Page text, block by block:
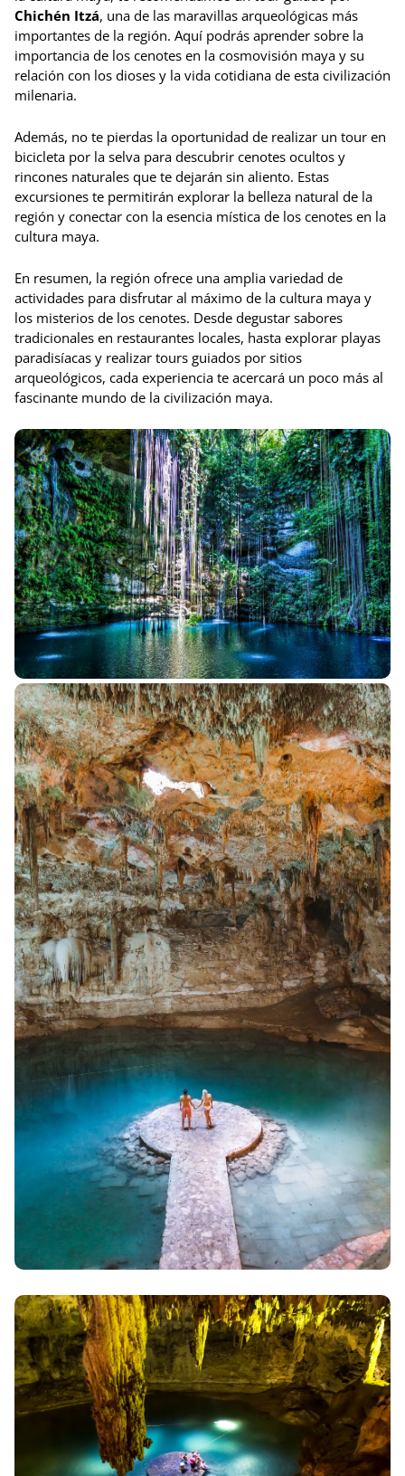
Chichén Itzá, una de las maravillas arqueológicas más
importantes de la región. Aquí podrás aprender sobre la
importancia de los cenotes en la cosmovisión maya y su
relación con los dioses y la vida cotidiana de esta civilización
milenaria.
Además, no te pierdas la oportunidad de realizar un tour en
bicicleta por la selva para descubrir cenotes ocultos y
rincones naturales que te dejarán sin aliento. Estas
excursiones te permitirán explorar la belleza natural de la
región y conectar con la esencia mística de los cenotes en la
cultura maya.
En resumen, la región ofrece una amplia variedad de
actividades para disfrutar al máximo de la cultura maya y
los misterios de los cenotes. Desde degustar sabores
tradicionales en restaurantes locales, hasta explorar playas
paradisíacas y realizar tours guiados por sitios
arqueológicos, cada experiencia te acercará un poco más al
fascinante mundo de la civilización maya.